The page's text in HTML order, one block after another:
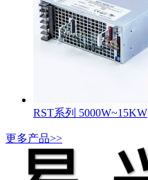
RST系列 5000W~15KW
更多产品>>